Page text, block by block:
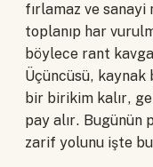
fırlamaz ve
toplanıp har
böylece rant
Üçüncüsü,
bir birikim kalır,
pay alır. Bugünün
zarif yolunu işte